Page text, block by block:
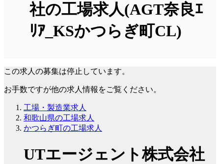
社の工場求人(AGT奈良ｴ
ﾘｱ_KSかつらぎ町CL)
この求人の募集は停止しています。
お手数ですが他の求人情報をご覧ください。
工場・製造業求人
和歌山県の工場求人
かつらぎ町の工場求人
UTエージェント株式会社